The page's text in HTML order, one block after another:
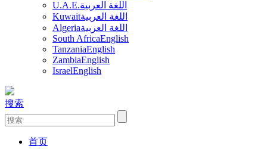
U.A.E.اللغة العربية
Kuwaitاللغة العربية
Algeriaاللغة العربية
South AfricaEnglish
TanzaniaEnglish
ZambiaEnglish
IsraelEnglish
搜索
首页